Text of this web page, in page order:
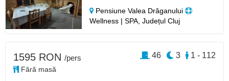
Pensiune Valea Drăganului
Wellness | SPA, Județul Cluj
1595 RON /pers
Fără masă
1 - 112
3
46